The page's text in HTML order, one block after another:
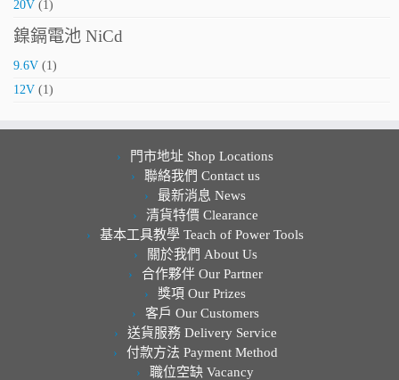
20V (1)
鎳鎘電池 NiCd
9.6V (1)
12V (1)
門市地址 Shop Locations
聯絡我們 Contact us
最新消息 News
清貨特價 Clearance
基本工具教學 Teach of Power Tools
關於我們 About Us
合作夥伴 Our Partner
獎項 Our Prizes
客戶 Our Customers
送貨服務 Delivery Service
付款方法 Payment Method
職位空缺 Vacancy